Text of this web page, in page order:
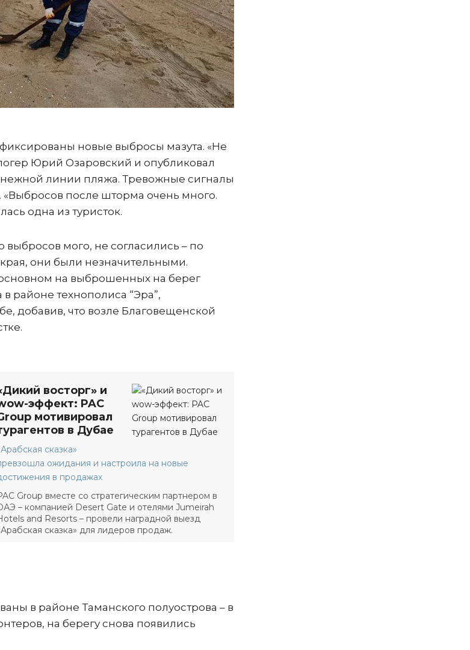
новые выбросы мазута. «Не
Юрий Озаровский и опубликовал
линии пляжа. Тревожные сигналы
«Выбросов после шторма очень много.
одна из туристок.
мого, не согласились – по
они были незначительными.
на выброшенных на берег
районе технополиса “Эра”,
добавив, что возле Благовещенской
восторг» и
эффект: PAC
мотивировал
в Дубае
сказка»
ожидания и настроила на новые
в продажах
Group вместе со стратегическим партнером в
– компанией Desert Gate и отелями Jumeirah
and Resorts – провели наградной выезд
сказка» для лидеров продаж.
в районе Таманского полуострова – в
на берегу снова появились